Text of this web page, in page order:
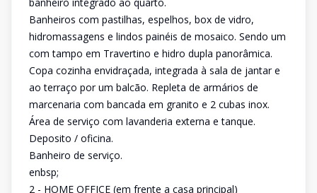
Banheiros com pastilhas, espelhos, box de vidro,
hidromassagens e lindos painéis de mosaico. Sendo um
com tampo em Travertino e hidro dupla panorâmica.
Copa cozinha envidraçada, integrada à sala de jantar e
ao terraço por um balcão. Repleta de armários de
marcenaria com bancada em granito e 2 cubas inox.
Área de serviço com lavanderia externa e tanque.
Deposito / oficina.
Banheiro de serviço.
enbsp;
2 - HOME OFFICE (em frente a casa principal)